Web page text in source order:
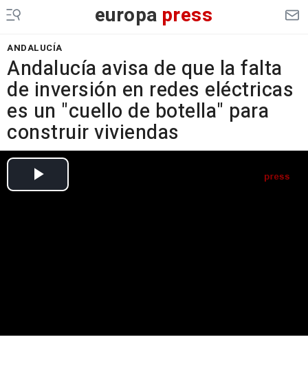
europa press
ANDALUCÍA
Andalucía avisa de que la falta
de inversión en redes eléctricas
es un "cuello de botella" para
construir viviendas